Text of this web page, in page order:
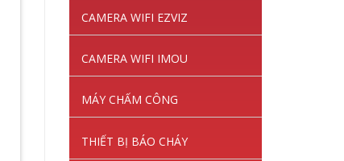
CAMERA WIFI EZVIZ
CAMERA WIFI IMOU
MÁY CHẤM CÔNG
THIẾT BỊ BÁO CHÁY